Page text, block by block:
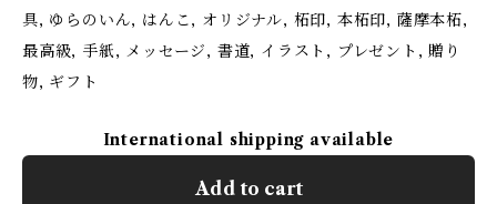
具, ゆらのいん, はんこ, オリジナル, 柘印, 本柘印, 薩摩本柘,
最高級, 手紙, メッセージ, 書道, イラスト, プレゼント, 贈り
物, ギフト
International shipping available
Add to cart